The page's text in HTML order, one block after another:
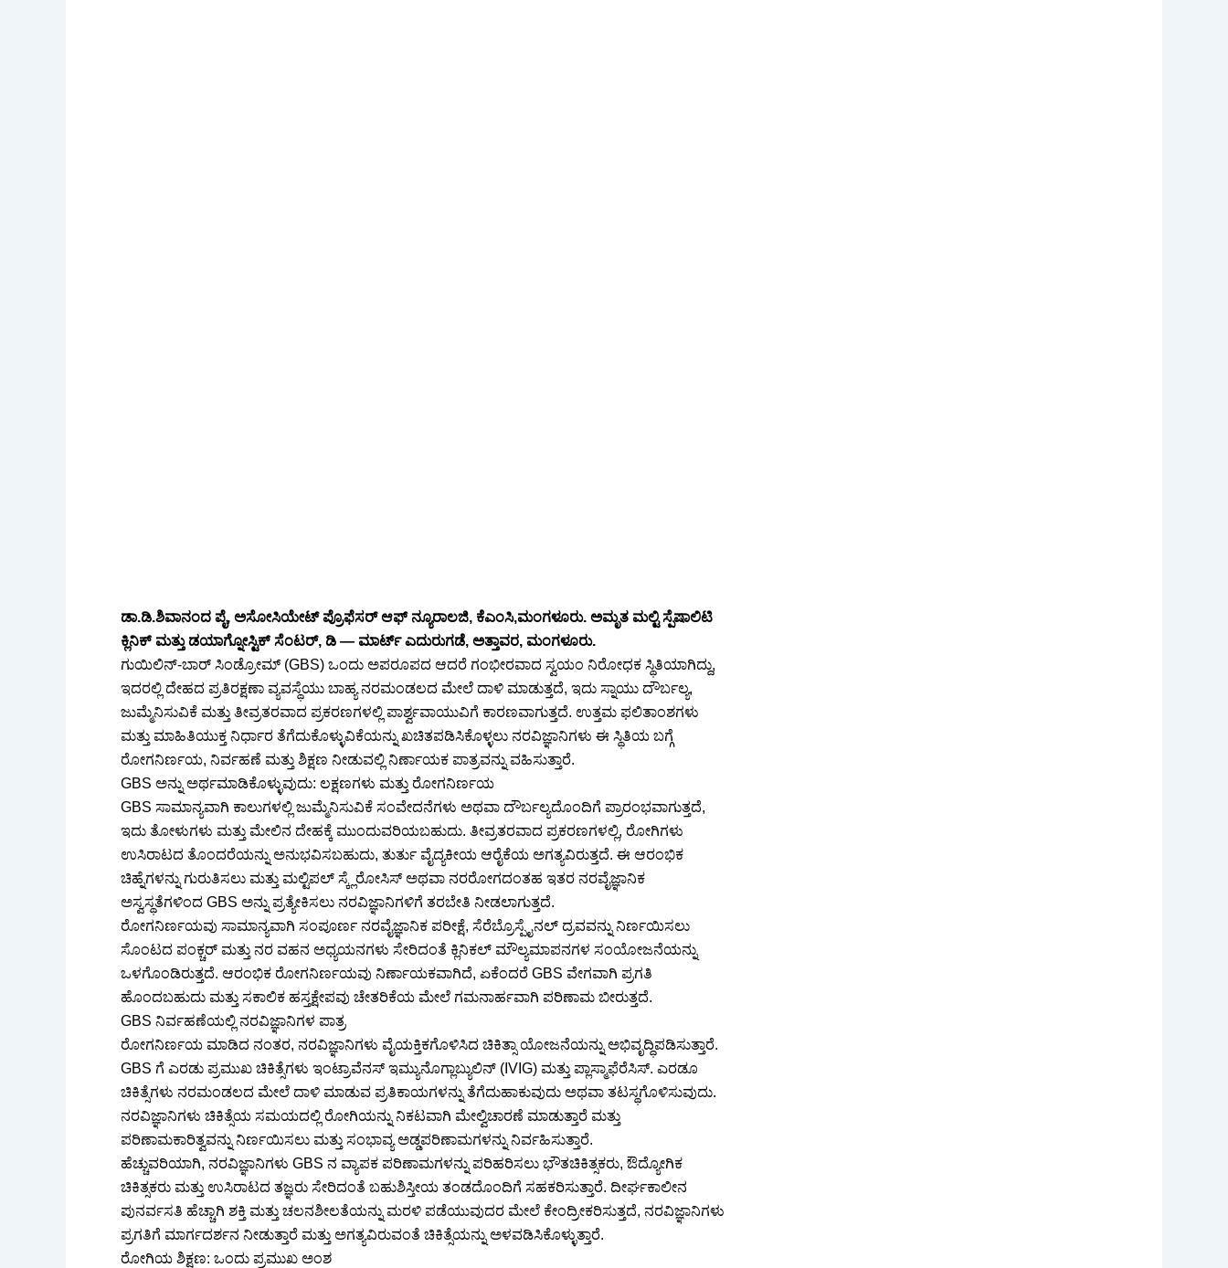
ಡಾ.ಡಿ.ಶಿವಾನಂದ ಪೈ, ಅಸೋಸಿಯೇಟ್ ಪ್ರೊಫೆಸರ್ ಆಫ್ ನ್ಯೂರಾಲಜಿ, ಕೆಎಂಸಿ,ಮಂಗಳೂರು. ಅಮೃತ ಮಲ್ಟಿ ಸ್ಪೆಷಾಲಿಟಿ
ಕ್ಲಿನಿಕ್ ಮತ್ತು ಡಯಾಗ್ನೋಸ್ಟಿಕ್ ಸೆಂಟರ್, ಡಿ — ಮಾರ್ಟ್ ಎದುರುಗಡೆ, ಅತ್ತಾವರ, ಮಂಗಳೂರು.
ಗುಯಿಲಿನ್-ಬಾರ್ ಸಿಂಡ್ರೋಮ್ (GBS) ಒಂದು ಅಪರೂಪದ ಆದರೆ ಗಂಭೀರವಾದ ಸ್ವಯಂ ನಿರೋಧಕ ಸ್ಥಿತಿಯಾಗಿದ್ದು,
ಇದರಲ್ಲಿ ದೇಹದ ಪ್ರತಿರಕ್ಷಣಾ ವ್ಯವಸ್ಥೆಯು ಬಾಹ್ಯ ನರಮಂಡಲದ ಮೇಲೆ ದಾಳಿ ಮಾಡುತ್ತದೆ, ಇದು ಸ್ನಾಯು ದೌರ್ಬಲ್ಯ,
ಜುಮ್ಮೆನಿಸುವಿಕೆ ಮತ್ತು ತೀವ್ರತರವಾದ ಪ್ರಕರಣಗಳಲ್ಲಿ ಪಾರ್ಶ್ವವಾಯುವಿಗೆ ಕಾರಣವಾಗುತ್ತದೆ. ಉತ್ತಮ ಫಲಿತಾಂಶಗಳು
ಮತ್ತು ಮಾಹಿತಿಯುಕ್ತ ನಿರ್ಧಾರ ತೆಗೆದುಕೊಳ್ಳುವಿಕೆಯನ್ನು ಖಚಿತಪಡಿಸಿಕೊಳ್ಳಲು ನರವಿಜ್ಞಾನಿಗಳು ಈ ಸ್ಥಿತಿಯ ಬಗ್ಗೆ
ರೋಗನಿರ್ಣಯ, ನಿರ್ವಹಣೆ ಮತ್ತು ಶಿಕ್ಷಣ ನೀಡುವಲ್ಲಿ ನಿರ್ಣಾಯಕ ಪಾತ್ರವನ್ನು ವಹಿಸುತ್ತಾರೆ.
GBS ಅನ್ನು ಅರ್ಥಮಾಡಿಕೊಳ್ಳುವುದು: ಲಕ್ಷಣಗಳು ಮತ್ತು ರೋಗನಿರ್ಣಯ
GBS ಸಾಮಾನ್ಯವಾಗಿ ಕಾಲುಗಳಲ್ಲಿ ಜುಮ್ಮೆನಿಸುವಿಕೆ ಸಂವೇದನೆಗಳು ಅಥವಾ ದೌರ್ಬಲ್ಯದೊಂದಿಗೆ ಪ್ರಾರಂಭವಾಗುತ್ತದೆ,
ಇದು ತೋಳುಗಳು ಮತ್ತು ಮೇಲಿನ ದೇಹಕ್ಕೆ ಮುಂದುವರಿಯಬಹುದು. ತೀವ್ರತರವಾದ ಪ್ರಕರಣಗಳಲ್ಲಿ, ರೋಗಿಗಳು
ಉಸಿರಾಟದ ತೊಂದರೆಯನ್ನು ಅನುಭವಿಸಬಹುದು, ತುರ್ತು ವೈದ್ಯಕೀಯ ಆರೈಕೆಯ ಅಗತ್ಯವಿರುತ್ತದೆ. ಈ ಆರಂಭಿಕ
ಚಿಹ್ನೆಗಳನ್ನು ಗುರುತಿಸಲು ಮತ್ತು ಮಲ್ಟಿಪಲ್ ಸ್ಕ್ಲೆರೋಸಿಸ್ ಅಥವಾ ನರರೋಗದಂತಹ ಇತರ ನರವೈಜ್ಞಾನಿಕ
ಅಸ್ವಸ್ಥತೆಗಳಿಂದ GBS ಅನ್ನು ಪ್ರತ್ಯೇಕಿಸಲು ನರವಿಜ್ಞಾನಿಗಳಿಗೆ ತರಬೇತಿ ನೀಡಲಾಗುತ್ತದೆ.
ರೋಗನಿರ್ಣಯವು ಸಾಮಾನ್ಯವಾಗಿ ಸಂಪೂರ್ಣ ನರವೈಜ್ಞಾನಿಕ ಪರೀಕ್ಷೆ, ಸೆರೆಬ್ರೊಸ್ಪೈನಲ್ ದ್ರವವನ್ನು ನಿರ್ಣಯಿಸಲು
ಸೊಂಟದ ಪಂಕ್ಚರ್ ಮತ್ತು ನರ ವಹನ ಅಧ್ಯಯನಗಳು ಸೇರಿದಂತೆ ಕ್ಲಿನಿಕಲ್ ಮೌಲ್ಯಮಾಪನಗಳ ಸಂಯೋಜನೆಯನ್ನು
ಒಳಗೊಂಡಿರುತ್ತದೆ. ಆರಂಭಿಕ ರೋಗನಿರ್ಣಯವು ನಿರ್ಣಾಯಕವಾಗಿದೆ, ಏಕೆಂದರೆ GBS ವೇಗವಾಗಿ ಪ್ರಗತಿ
ಹೊಂದಬಹುದು ಮತ್ತು ಸಕಾಲಿಕ ಹಸ್ತಕ್ಷೇಪವು ಚೇತರಿಕೆಯ ಮೇಲೆ ಗಮನಾರ್ಹವಾಗಿ ಪರಿಣಾಮ ಬೀರುತ್ತದೆ.
GBS ನಿರ್ವಹಣೆಯಲ್ಲಿ ನರವಿಜ್ಞಾನಿಗಳ ಪಾತ್ರ
ರೋಗನಿರ್ಣಯ ಮಾಡಿದ ನಂತರ, ನರವಿಜ್ಞಾನಿಗಳು ವೈಯಕ್ತಿಕಗೊಳಿಸಿದ ಚಿಕಿತ್ಸಾ ಯೋಜನೆಯನ್ನು ಅಭಿವೃದ್ಧಿಪಡಿಸುತ್ತಾರೆ.
GBS ಗೆ ಎರಡು ಪ್ರಮುಖ ಚಿಕಿತ್ಸೆಗಳು ಇಂಟ್ರಾವೆನಸ್ ಇಮ್ಯುನೊಗ್ಲಾಬ್ಯುಲಿನ್ (IVIG) ಮತ್ತು ಪ್ಲಾಸ್ಮಾಫೆರೆಸಿಸ್. ಎರಡೂ
ಚಿಕಿತ್ಸೆಗಳು ನರಮಂಡಲದ ಮೇಲೆ ದಾಳಿ ಮಾಡುವ ಪ್ರತಿಕಾಯಗಳನ್ನು ತೆಗೆದುಹಾಕುವುದು ಅಥವಾ ತಟಸ್ಥಗೊಳಿಸುವುದು.
ನರವಿಜ್ಞಾನಿಗಳು ಚಿಕಿತ್ಸೆಯ ಸಮಯದಲ್ಲಿ ರೋಗಿಯನ್ನು ನಿಕಟವಾಗಿ ಮೇಲ್ವಿಚಾರಣೆ ಮಾಡುತ್ತಾರೆ ಮತ್ತು
ಪರಿಣಾಮಕಾರಿತ್ವವನ್ನು ನಿರ್ಣಯಿಸಲು ಮತ್ತು ಸಂಭಾವ್ಯ ಅಡ್ಡಪರಿಣಾಮಗಳನ್ನು ನಿರ್ವಹಿಸುತ್ತಾರೆ.
ಹೆಚ್ಚುವರಿಯಾಗಿ, ನರವಿಜ್ಞಾನಿಗಳು GBS ನ ವ್ಯಾಪಕ ಪರಿಣಾಮಗಳನ್ನು ಪರಿಹರಿಸಲು ಭೌತಚಿಕಿತ್ಸಕರು, ಔದ್ಯೋಗಿಕ
ಚಿಕಿತ್ಸಕರು ಮತ್ತು ಉಸಿರಾಟದ ತಜ್ಞರು ಸೇರಿದಂತೆ ಬಹುಶಿಸ್ತೀಯ ತಂಡದೊಂದಿಗೆ ಸಹಕರಿಸುತ್ತಾರೆ. ದೀರ್ಘಕಾಲೀನ
ಪುನರ್ವಸತಿ ಹೆಚ್ಚಾಗಿ ಶಕ್ತಿ ಮತ್ತು ಚಲನಶೀಲತೆಯನ್ನು ಮರಳಿ ಪಡೆಯುವುದರ ಮೇಲೆ ಕೇಂದ್ರೀಕರಿಸುತ್ತದೆ, ನರವಿಜ್ಞಾನಿಗಳು
ಪ್ರಗತಿಗೆ ಮಾರ್ಗದರ್ಶನ ನೀಡುತ್ತಾರೆ ಮತ್ತು ಅಗತ್ಯವಿರುವಂತೆ ಚಿಕಿತ್ಸೆಯನ್ನು ಅಳವಡಿಸಿಕೊಳ್ಳುತ್ತಾರೆ.
ರೋಗಿಯ ಶಿಕ್ಷಣ: ಒಂದು ಪ್ರಮುಖ ಅಂಶ